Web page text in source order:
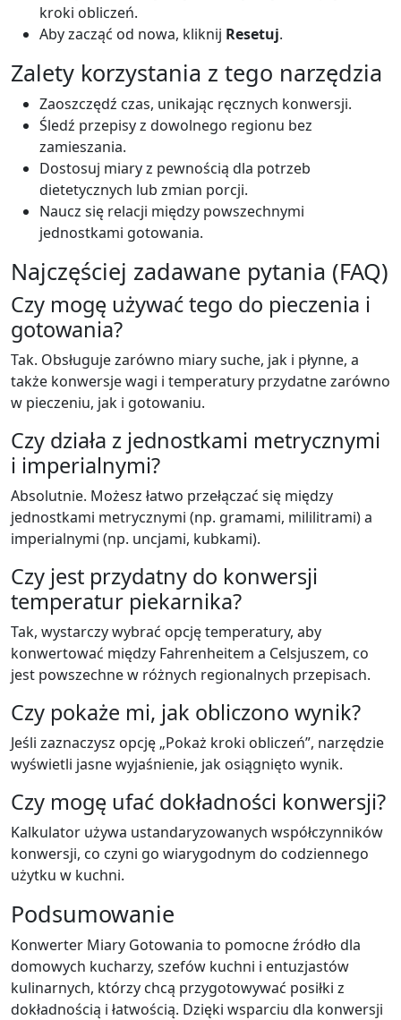
kroki obliczeń.
Aby zacząć od nowa, kliknij Resetuj.
Zalety korzystania z tego narzędzia
Zaoszczędź czas, unikając ręcznych konwersji.
Śledź przepisy z dowolnego regionu bez
zamieszania.
Dostosuj miary z pewnością dla potrzeb
dietetycznych lub zmian porcji.
Naucz się relacji między powszechnymi
jednostkami gotowania.
Najczęściej zadawane pytania (FAQ)
Czy mogę używać tego do pieczenia i
gotowania?
Tak. Obsługuje zarówno miary suche, jak i płynne, a
także konwersje wagi i temperatury przydatne zarówno
w pieczeniu, jak i gotowaniu.
Czy działa z jednostkami metrycznymi
i imperialnymi?
Absolutnie. Możesz łatwo przełączać się między
jednostkami metrycznymi (np. gramami, mililitrami) a
imperialnymi (np. uncjami, kubkami).
Czy jest przydatny do konwersji
temperatur piekarnika?
Tak, wystarczy wybrać opcję temperatury, aby
konwertować między Fahrenheitem a Celsjuszem, co
jest powszechne w różnych regionalnych przepisach.
Czy pokaże mi, jak obliczono wynik?
Jeśli zaznaczysz opcję „Pokaż kroki obliczeń”, narzędzie
wyświetli jasne wyjaśnienie, jak osiągnięto wynik.
Czy mogę ufać dokładności konwersji?
Kalkulator używa ustandaryzowanych współczynników
konwersji, co czyni go wiarygodnym do codziennego
użytku w kuchni.
Podsumowanie
Konwerter Miary Gotowania to pomocne źródło dla
domowych kucharzy, szefów kuchni i entuzjastów
kulinarnych, którzy chcą przygotowywać posiłki z
dokładnością i łatwością. Dzięki wsparciu dla konwersji